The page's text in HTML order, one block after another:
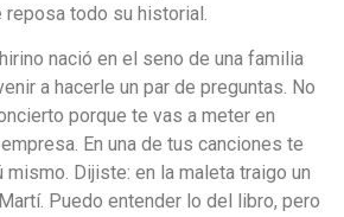
reposa todo su historial.
nació en el seno de una familia
a hacerle un par de preguntas. No
porque te vas a meter en
En una de tus canciones te
mismo. Dijiste: en la maleta traigo un
Puedo entender lo del libro, pero